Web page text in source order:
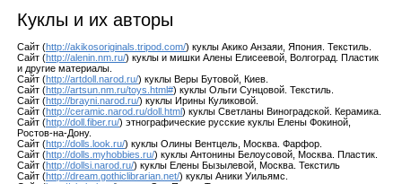
Куклы и их авторы
Сайт (http://akikosoriginals.tripod.com/) куклы Акико Анзаяи, Япония. Текстиль.
Сайт (http://alenin.nm.ru/) куклы и мишки Алены Елисеевой, Волгоград. Пластик
и другие материалы.
Сайт (http://artdoll.narod.ru/) куклы Веры Бутовой, Киев.
Сайт (http://artsun.nm.ru/toys.html#) куклы Ольги Сунцовой. Текстиль.
Сайт (http://brayni.narod.ru/) куклы Ирины Куликовой.
Сайт (http://ceramic.narod.ru/doll.html) куклы Светланы Виноградской. Керамика.
Сайт (http://doll.fiber.ru/) этнографические русские куклы Елены Фокиной,
Ростов-на-Дону.
Сайт (http://dolls.look.ru/) куклы Олины Вентцель, Москва. Фарфор.
Сайт (http://dolls.myhobbies.ru/) куклы Антонины Белоусовой, Москва. Пластик.
Сайт (http://dollsi.narod.ru/) куклы Елены Бызылевой, Москва. Текстиль
Сайт (http://dream.gothiclibrarian.net/) куклы Аники Уильямс.